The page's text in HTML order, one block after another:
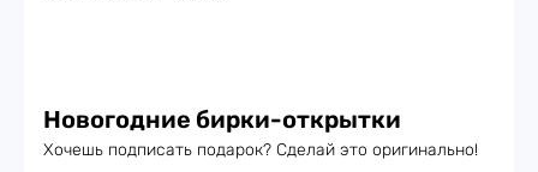
Новогодние бирки-открытки
Хочешь подписать подарок? Сделай это оригинально!